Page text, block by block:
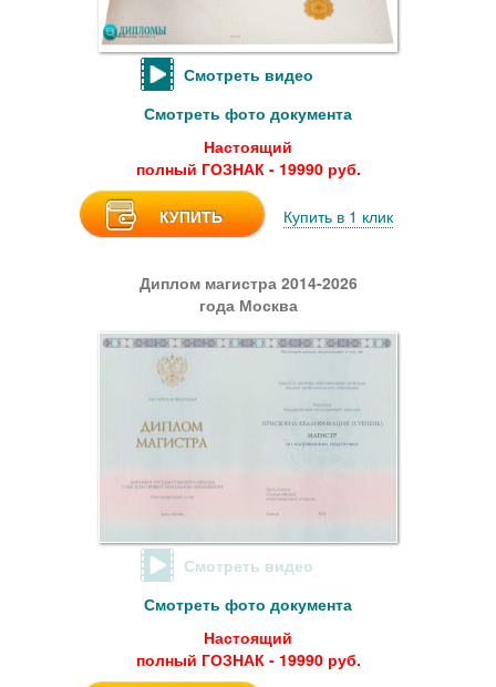
Смотреть видео
Смотреть фото документа
Настоящий
полный ГОЗНАК - 19990 руб.
КУПИТЬ Купить в 1 клик
Диплом магистра 2014-2026
года Москва
Смотреть видео
Смотреть фото документа
Настоящий
полный ГОЗНАК - 19990 руб.